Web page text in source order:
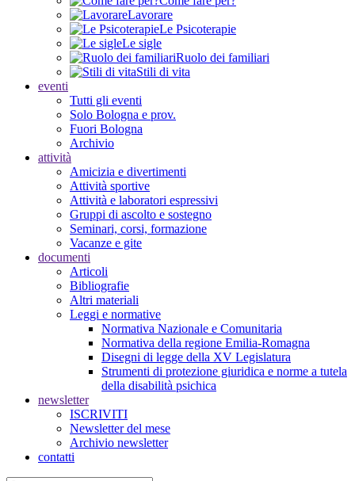
Lavorare
Le Psicoterapie
Le sigle
Ruolo dei familiari
Stili di vita
eventi
Tutti gli eventi
Solo Bologna e prov.
Fuori Bologna
Archivio
attività
Amicizia e divertimenti
Attività sportive
Attività e laboratori espressivi
Gruppi di ascolto e sostegno
Seminari, corsi, formazione
Vacanze e gite
documenti
Articoli
Bibliografie
Altri materiali
Leggi e normative
Normativa Nazionale e Comunitaria
Normativa della regione Emilia-Romagna
Disegni di legge della XV Legislatura
Strumenti di protezione giuridica e norme a tutela
della disabilità psichica
newsletter
ISCRIVITI
Newsletter del mese
Archivio newsletter
contatti